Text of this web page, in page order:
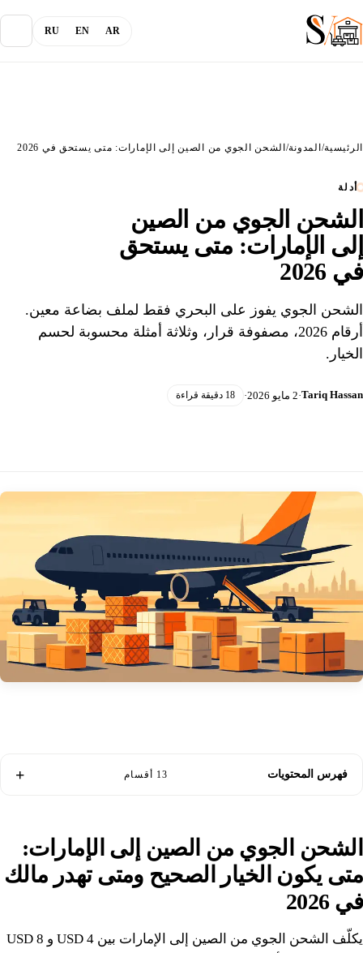
AR
EN
RU
الخدمات
القنوات
تسجيل الدخول
الرئيسية/ المدونة/ الشحن الجوي من الصين إلى الإمارات: متى يستحق في 2026
أدلة
الشحن الجوي من الصين
إلى الإمارات: متى يستحق
في 2026
الشحن الجوي يفوز على البحري فقط لملف بضاعة معين.
أرقام 2026، مصفوفة قرار، وثلاثة أمثلة محسوبة لحسم
الخيار.
Tariq Hassan
·2 مايو 2026 · 18 دقيقة قراءة
فهرس المحتويات 13 أقسام
الشحن الجوي من الصين إلى الإمارات:
متى يكون الخيار الصحيح ومتى تهدر مالك
في 2026
يكلّف الشحن الجوي من الصين إلى الإمارات بين 4 USD و 8 USD